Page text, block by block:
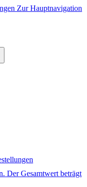
Zur Hauptnavigation
Der Gesamtwert beträgt